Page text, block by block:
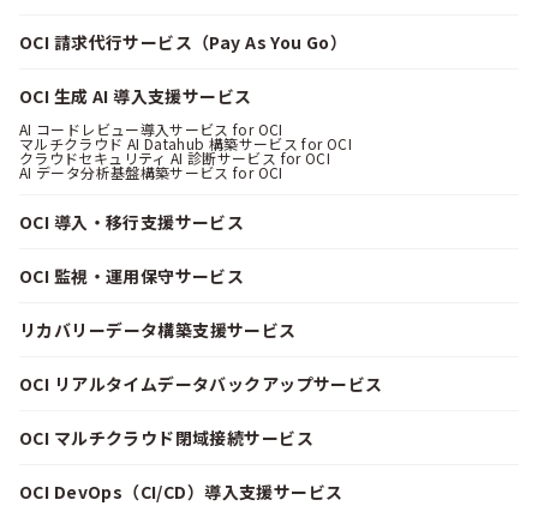
OCI 請求代行サービス（Pay As You Go）
OCI 生成 AI 導入支援サービス
AI コードレビュー導入サービス for OCI
マルチクラウド AI Datahub 構築サービス for OCI
クラウドセキュリティ AI 診断サービス for OCI
AI データ分析基盤構築サービス for OCI
OCI 導入・移行支援サービス
OCI 監視・運用保守サービス
リカバリーデータ構築支援サービス
OCI リアルタイムデータバックアップサービス
OCI マルチクラウド閉域接続サービス
OCI DevOps（CI/CD）導入支援サービス